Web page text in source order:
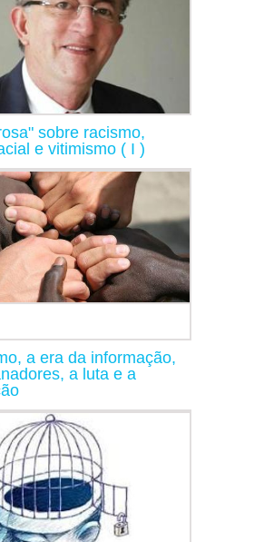
sobre racismo,
e vitimismo ( I )
a era da informação,
a luta e a